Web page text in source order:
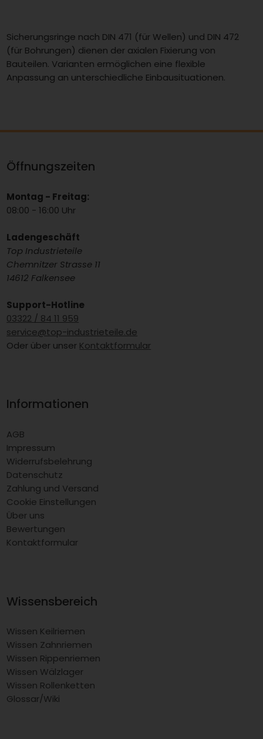
Sicherungsringe nach DIN 471 (für Wellen) und DIN 472
(für Bohrungen) dienen der axialen Fixierung von
Bauteilen. Varianten ermöglichen eine flexible
Anpassung an unterschiedliche Einbausituationen.
Öffnungszeiten
Montag - Freitag:
08:00 - 16:00 Uhr
Ladengeschäft
Top Industrieteile
Chemnitzer Strasse 11
14612 Falkensee
Support-Hotline
03322 / 84 11 959
service@top-industrieteile.de
Oder über unser Kontaktformular
Informationen
AGB
Impressum
Widerrufsbelehrung
Datenschutz
Zahlung und Versand
Cookie Einstellungen
Über uns
Bewertungen
Kontaktformular
Wissensbereich
Wissen Keilriemen
Wissen Zahnriemen
Wissen Rippenriemen
Wissen Wälzlager
Wissen Rollenketten
Glossar/Wiki